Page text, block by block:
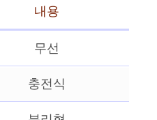
내용
무선
충전식